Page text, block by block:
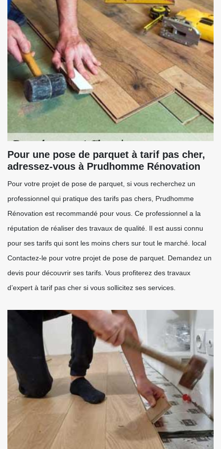
Pour une pose de parquet à tarif pas cher,
adressez-vous à Prudhomme Rénovation
Pour votre projet de pose de parquet, si vous recherchez un
professionnel qui pratique des tarifs pas chers, Prudhomme
Rénovation est recommandé pour vous. Ce professionnel a la
réputation de réaliser des travaux de qualité. Il est aussi connu
pour ses tarifs qui sont les moins chers sur tout le marché. local
Contactez-le pour votre projet de pose de parquet. Demandez un
devis pour découvrir ses tarifs. Vous profiterez des travaux
d’expert à tarif pas cher si vous sollicitez ses services.